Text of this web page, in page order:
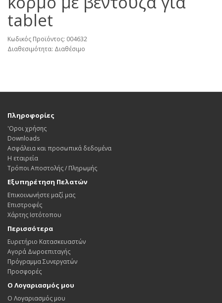
tablet
Κωδικός Προϊόντος: 004632
Διαθεσιμότητα: Διαθέσιμο
Πληροφορίες
'Οροι χρήσης
Downloads
Ασφάλεια και προσωπικά δεδομένα
Η εταιρεία
Τρόποι Αποστολής / Πληρωμής
Εξυπηρέτηση Πελατών
Επικοινωνήστε μαζί μας
Επιστροφές
Χάρτης Ιστότοπου
Περισσότερα
Ευρετήριο Κατασκευαστών
Αγορά Δωροεπιταγής
Πρόγραμμα Συνεργατών
Προσφορές
Ο Λογαριασμός μου
Ο Λογαριασμός μου